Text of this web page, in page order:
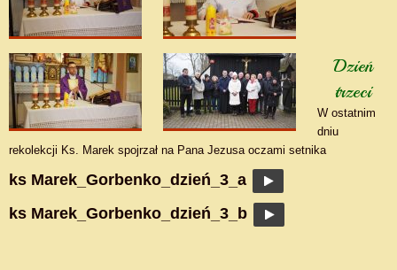
Dzień
trzeci
W ostatnim
dniu
rekolekcji Ks. Marek spojrzał na Pana Jezusa oczami setnika
ks Marek_Gorbenko_dzień_3_a
ks Marek_Gorbenko_dzień_3_b